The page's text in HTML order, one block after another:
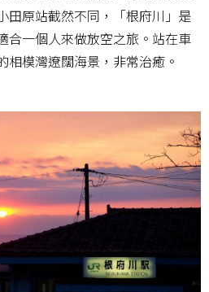
田原站截然不同，「根府川」是
合一個人來做放空之旅。站在車
相模灣遼闊海景，非常治癒。